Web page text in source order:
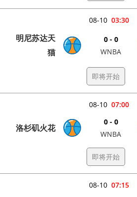
03:30
08-10
明尼苏达天
猫
0 - 0
WNBA
即将开始
07:00
08-10
洛杉矶火花
0 - 0
WNBA
即将开始
07:15
08-10